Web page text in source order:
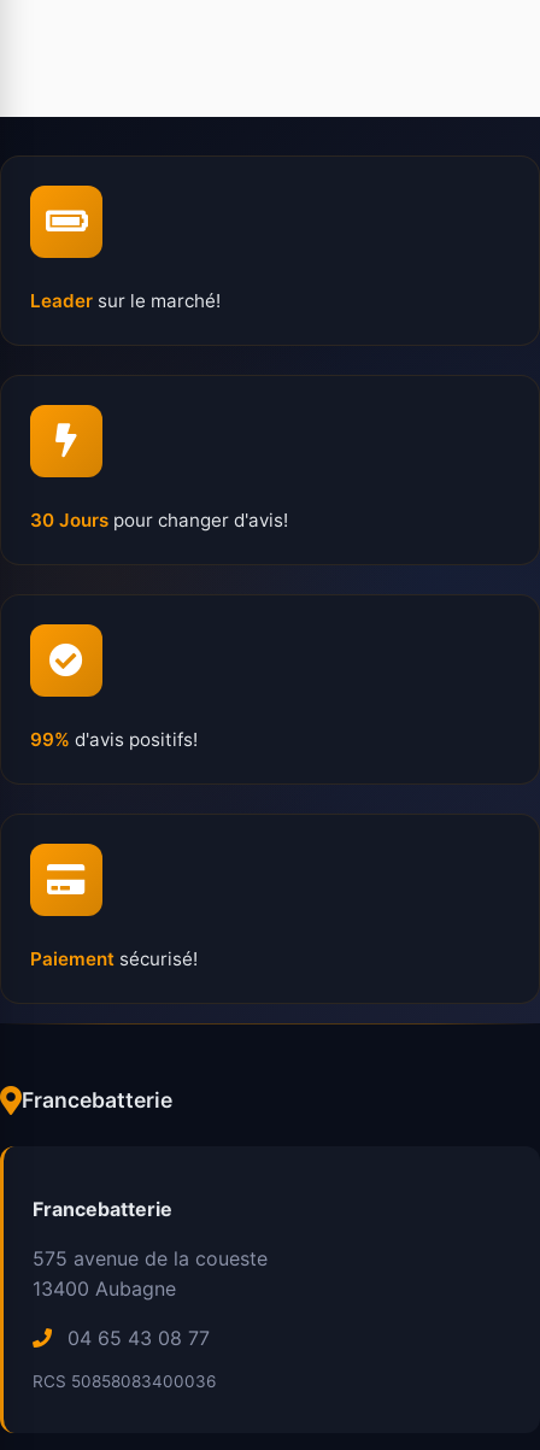
Leader sur le marché!
30 Jours pour changer d'avis!
99% d'avis positifs!
Paiement sécurisé!
Francebatterie
Francebatterie
575 avenue de la coueste
13400 Aubagne
04 65 43 08 77
RCS 50858083400036